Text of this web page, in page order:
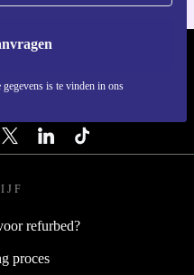
is te vinden in ons
refurbed?
proces